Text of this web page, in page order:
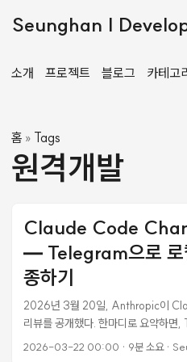
Seunghan |
소개 프로젝트 블로그 카테고
홈 » Tags
원격개발
Claude Code
— Telegram으로 로
종하기
2026년 3월 20일, Anthropic이
리뷰를 공개했다. 한마디로 요약하
지를 보내면 집에 있는 내 Mac의
2026-03-22 00:00 · 9분 소요·